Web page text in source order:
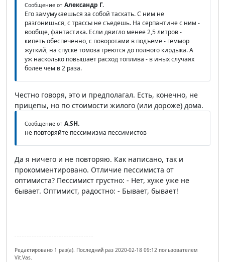
Сообщение от Александр Г.
Его замумукаешься за собой таскать. С ним не
разгонишься, с трассы не съедешь. На серпантине с ним -
вообще, фантастика. Если двигло менее 2,5 литров -
кипеть обеспеченно, с поворотами в подъеме - геммор
жуткий, на спуске томоза греются до полного кирдыка. А
уж насколько повышает расход топлива - в иных случаях
более чем в 2 раза.
Честно говоря, это и предполагал. Есть, конечно, не
прицепы, но по стоимости жилого (или дороже) дома.
Сообщение от A.SH.
не повторяйте пессимизма пессимистов
Да я ничего и не повторяю. Как написано, так и
прокомментировано. Отличие пессимиста от
оптимиста? Пессимист грустно: - Нет, хуже уже не
бывает. Оптимист, радостно: - Бывает, бывает!
Редактировано 1 раз(а). Последний раз 2020-02-18 09:12 пользователем
Vit.Vas.